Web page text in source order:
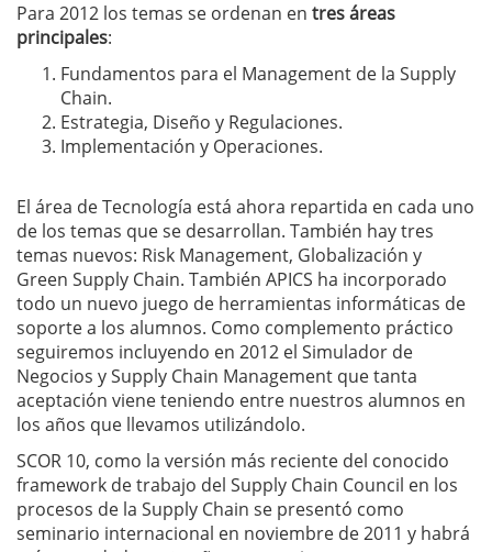
Para 2012 los temas se ordenan en tres áreas
principales:
Fundamentos para el Management de la Supply
Chain.
Estrategia, Diseño y Regulaciones.
Implementación y Operaciones.
El área de Tecnología está ahora repartida en cada uno
de los temas que se desarrollan. También hay tres
temas nuevos: Risk Management, Globalización y
Green Supply Chain. También APICS ha incorporado
todo un nuevo juego de herramientas informáticas de
soporte a los alumnos. Como complemento práctico
seguiremos incluyendo en 2012 el Simulador de
Negocios y Supply Chain Management que tanta
aceptación viene teniendo entre nuestros alumnos en
los años que llevamos utilizándolo.
SCOR 10, como la versión más reciente del conocido
framework de trabajo del Supply Chain Council en los
procesos de la Supply Chain se presentó como
seminario internacional en noviembre de 2011 y habrá